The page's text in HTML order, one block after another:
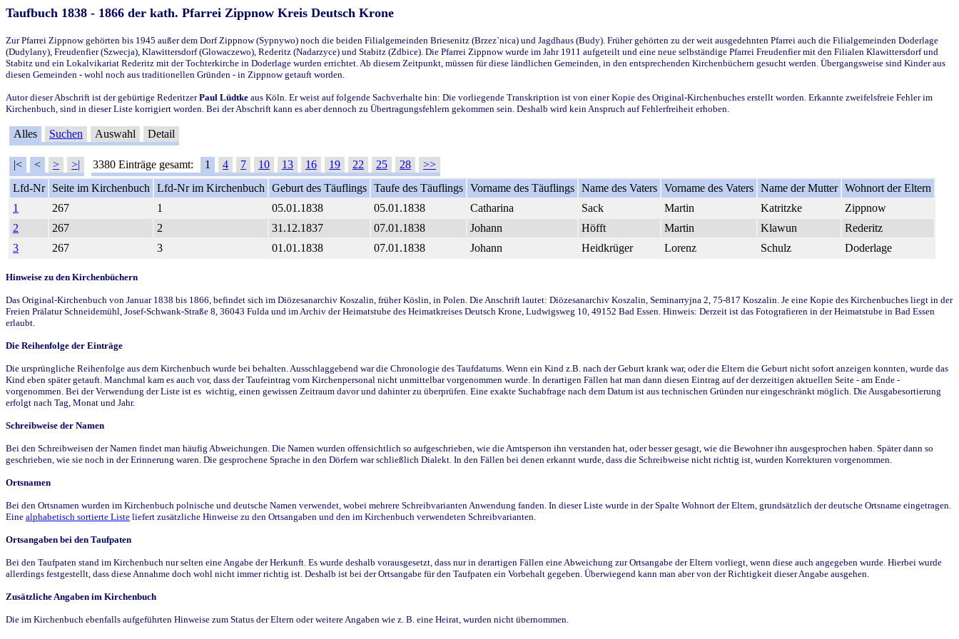
Taufbuch 1838 - 1866 der kath. Pfarrei Zippnow Kreis Deutsch Krone
Zur Pfarrei Zippnow gehörten bis 1945 außer dem Dorf Zippnow (Sypnywo) noch die beiden Filialgemeinden Briesenitz (Brzez`nica) und Jagdhaus (Budy). Früher gehörten zu der weit ausgedehnten Pfarrei auch die Filialgemeinden Doderlage
(Dudylany), Freudenfier (Szwecja), Klawittersdorf (Glowaczewo), Rederitz (Nadarzyce) und Stabitz (Zdbice). Die Pfarrei Zippnow wurde im Jahr 1911 aufgeteilt und eine neue selbständige Pfarrei Freudenfier mit den Filialen Klawittersdorf und
Stabitz und ein Lokalvikariat Rederitz mit der Tochterkirche in Doderlage wurden errichtet. Ab diesem Zeitpunkt, müssen für diese ländlichen Gemeinden, in den entsprechenden Kirchenbüchern gesucht werden. Übergangsweise sind Kinder aus
diesen Gemeinden - wohl noch aus traditionellen Gründen - in Zippnow getauft worden.
Autor dieser Abschrift ist der gebürtige RederitzerPaul Lüdtke aus Köln. Er weist auf folgende Sachverhalte hin: Die vorliegende Transkription ist von einer Kopie des Original-Kirchenbuches erstellt worden. Erkannte zweifelsfreie Fehler im
Kirchenbuch, sind in dieser Liste korrigiert worden. Bei der Abschrift kann es aber dennoch zu Übertragungsfehlern gekommen sein. Deshalb wird kein Anspruch auf Fehlerfreiheit erhoben.
Alles Suchen Auswahl Detail
|< < > >| 3380 Einträge gesamt: 1 4 7 10 13 16 19 22 25 28
>>
Lfd-Nr
Seite im Kirchenbuch Lfd-Nr im Kirchenbuch Geburt des Täuflings Taufe des Täuflings Vorname des Täuflings Name des Vaters Vorname des Vaters Name der Mutter Wohnort der Eltern
1
267 1 05.01.1838 05.01.1838 Catharina Sack Martin Katritzke
Zippnow
2
267 2 31.12.1837 07.01.1838 Johann Höfft Martin Klawun
Rederitz
3
267 3 01.01.1838 07.01.1838 Johann Heidkrüger Lorenz Schulz Doderlage
Hinweise zu den Kirchenbüchern
Das Original-Kirchenbuch von Januar 1838 bis 1866, befindet sich im Diözesanarchiv Koszalin, früher Köslin, in Polen. Die Anschrift lautet: Diözesanarchiv Koszalin, Seminarryjna 2, 75-817 Koszalin. Je eine Kopie des Kirchenbuches liegt in der
Freien Prälatur Schneidemühl, Josef-Schwank-Straße 8, 36043 Fulda und im Archiv der Heimatstube des Heimatkreises Deutsch Krone, Ludwigsweg 10, 49152 Bad Essen. Hinweis: Derzeit ist das Fotografieren in der Heimatstube in Bad Essen
erlaubt.
Die Reihenfolge der Einträge
Die ursprüngliche Reihenfolge aus dem Kirchenbuch wurde bei behalten. Ausschlaggebend war die Chronologie des Taufdatums. Wenn ein Kind z.B. nach der Geburt krank war, oder die Eltern die Geburt nicht sofort anzeigen konnten, wurde das
Kind eben später getauft. Manchmal kam es auch vor, dass der Taufeintrag vom Kirchenpersonal nicht unmittelbar vorgenommen wurde. In derartigen Fällen hat man dann diesen Eintrag auf der derzeitigen aktuellen Seite - am Ende -
vorgenommen. Bei der Verwendung der Liste ist es wichtig, einen gewissen Zeitraum davor und dahinter zu überprüfen. Eine exakte Suchabfrage nach dem Datum ist aus technischen Gründen nur eingeschränkt möglich. Die Ausgabesortierung
erfolgt nach Tag, Monat und Jahr.
Schreibweise der Namen
Bei den Schreibweisen der Namen findet man häufig Abweichungen. Die Namen wurden offensichtlich so aufgeschrieben, wie die Amtsperson ihn verstanden hat, oder besser gesagt, wie die Bewohner ihn ausgesprochen haben. Später dann so
geschrieben, wie sie noch in der Erinnerung waren. Die gesprochene Sprache in den Dörfern war schließlich Dialekt. In den Fällen bei denen erkannt wurde, dass die Schreibweise nicht richtig ist, wurden Korrekturen vorgenommen.
Ortsnamen
Bei den Ortsnamen wurden im Kirchenbuch polnische und deutsche Namen verwendet, wobei mehrere Schreibvarianten Anwendung fanden. In dieser Liste wurde in der Spalte Wohnort der Eltern, grundsätzlich der deutsche Ortsname eingetragen.
Eine alphabetisch sortierte Liste liefert zusätzliche Hinweise zu den Ortsangaben und den im Kirchenbuch verwendeten Schreibvarianten.
Ortsangaben bei den Taufpaten
Bei den Taufpaten stand im Kirchenbuch nur selten eine Angabe der Herkunft. Es wurde deshalb vorausgesetzt, dass nur in derartigen Fällen eine Abweichung zur Ortsangabe der Eltern vorliegt, wenn diese auch angegeben wurde. Hierbei wurde
allerdings festgestellt, dass diese Annahme doch wohl nicht immer richtig ist. Deshalb ist bei der Ortsangabe für den Taufpaten ein Vorbehalt gegeben. Überwiegend kann man aber von der Richtigkeit dieser Angabe ausgehen.
Zusätzliche Angaben im Kirchenbuch
Die im Kirchenbuch ebenfalls aufgeführten Hinweise zum Status der Eltern oder weitere Angaben wie z. B. eine Heirat, wurden nicht übernommen.